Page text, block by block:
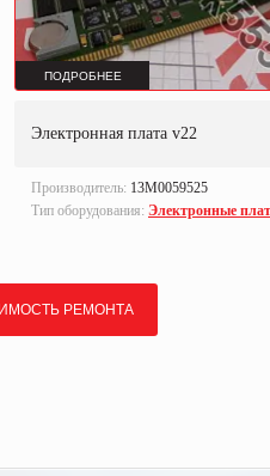
ПОДРОБНЕЕ
Электронная плата v22
Производитель: 13M0059525
Тип оборудования: Электронные
РЕМОНТА